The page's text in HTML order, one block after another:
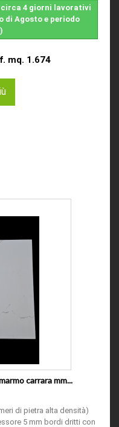
4 giorni lavorativi
di Agosto e periodo
mq. 1.674
carrara mm...
di pietra alta densità)
5 mm bordi dritti con